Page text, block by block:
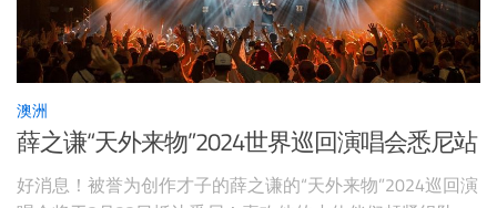
澳洲
薛之谦“天外来物”2024世界巡回演唱会悉尼站
好消息！被誉为创作才子的薛之谦的“天外来物”2024巡回演